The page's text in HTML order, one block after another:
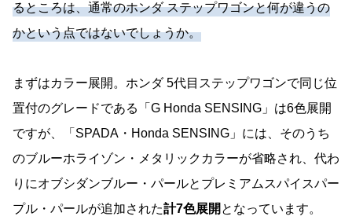
るところは、通常のホンダ ステップワゴンと何が違うの
かという点ではないでしょうか。
まずはカラー展開。ホンダ 5代目ステップワゴンで同じ位
置付のグレードである「G Honda SENSING」は6色展開
ですが、「SPADA・Honda SENSING」には、そのうち
のブルーホライゾン・メタリックカラーが省略され、代わ
りにオブシダンブルー・パールとプレミアムスパイスパー
プル・パールが追加された計7色展開 となっています。